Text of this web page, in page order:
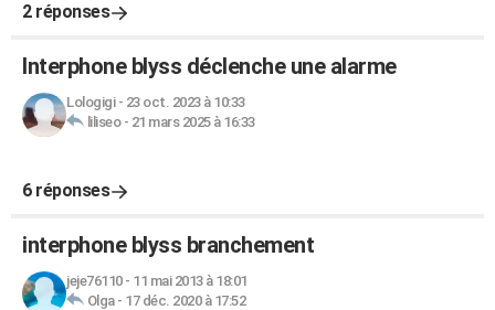
2 réponses
Interphone blyss déclenche une alarme
Lologigi- 23 oct. 2023 à 10:33
liliseo- 21 mars 2025 à 16:33
6 réponses
interphone blyss branchement
jeje76110- 11 mai 2013 à 18:01
Olga- 17 déc. 2020 à 17:52